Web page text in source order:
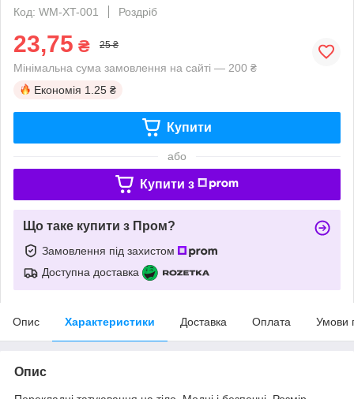
Код: WM-XT-001
Роздріб
23,75 ₴ 25 ₴
Мінімальна сума замовлення на сайті — 200 ₴
Економія 1.25 ₴
Купити
або
Купити з
Що таке купити з Пром?
Замовлення під захистом
Доступна доставка
Опис Характеристики Доставка Оплата Умови
Опис